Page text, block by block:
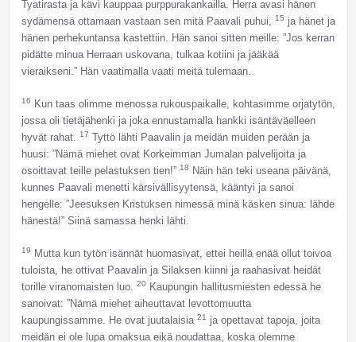
Tyatirasta ja kävi kauppaa purppurakankailla. Herra avasi hänen
sydämensä ottamaan vastaan sen mitä Paavali puhui, 15 ja hänet ja
hänen perhekuntansa kastettiin. Hän sanoi sitten meille: ”Jos kerran
pidätte minua Herraan uskovana, tulkaa kotiini ja jääkää
vieraikseni.” Hän vaatimalla vaati meitä tulemaan.
16
Kun taas olimme menossa rukouspaikalle, kohtasimme orjatytön,
jossa oli tietäjähenki ja joka ennustamalla hankki isäntäväelleen
hyvät rahat. 17 Tyttö lähti Paavalin ja meidän muiden perään ja
huusi: ”Nämä miehet ovat Korkeimman Jumalan palvelijoita ja
osoittavat teille pelastuksen tien!” 18
Näin hän teki useana päivänä,
kunnes Paavali menetti kärsivällisyytensä, kääntyi ja sanoi
hengelle: ”Jeesuksen Kristuksen nimessä minä käsken sinua: lähde
hänestä!” Siinä samassa henki lähti.
19
Mutta kun tytön isännät huomasivat, ettei heillä enää ollut toivoa
tuloista, he ottivat Paavalin ja Silaksen kiinni ja raahasivat heidät
torille viranomaisten luo. 20
Kaupungin hallitusmiesten edessä he
sanoivat: ”Nämä miehet aiheuttavat levottomuutta
kaupungissamme. He ovat juutalaisia 21 ja opettavat tapoja, joita
meidän ei ole lupa omaksua eikä noudattaa, koska olemme